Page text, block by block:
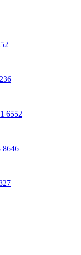
6552
8646